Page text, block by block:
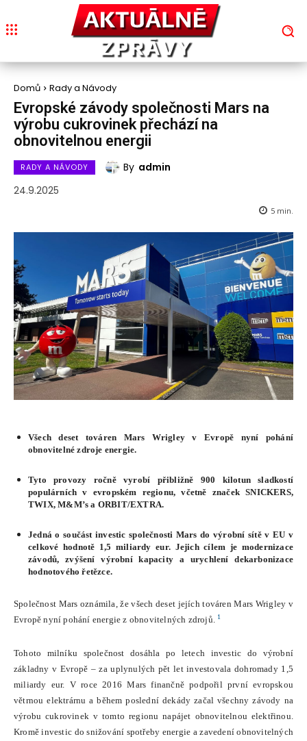
Domů Rady a Návody
Evropské závody společnosti Mars na
výrobu cukrovinek přechází na
obnovitelnou energii
RADY A NÁVODY By admin
24.9.2025
5 min.
Všech deset továren Mars Wrigley v Evropě nyní pohání
obnovitelné zdroje energie.
Tyto provozy ročně vyrobí přibližně 900 kilotun sladkostí
populárních v evropském regionu, včetně značek SNICKERS,
TWIX, M&M’s a ORBIT/EXTRA.
Jedná o součást investic společnosti Mars do výrobní sítě v EU v
celkové hodnotě 1,5 miliardy eur. Jejich cílem je modernizace
závodů, zvýšení výrobní kapacity a urychlení dekarbonizace
hodnotového řetězce.
Společnost Mars oznámila, že všech deset jejích továren Mars Wrigley v
Evropě nyní pohání energie z obnovitelných zdrojů.
1
Tohoto milníku společnost dosáhla po letech investic do výrobní
základny v Evropě – za uplynulých pět let investovala dohromady 1,5
miliardy eur. V roce 2016 Mars finančně podpořil první evropskou
větrnou elektrárnu a během poslední dekády začal všechny závody na
výrobu cukrovinek v tomto regionu napájet obnovitelnou elektřinou.
Kromě investic do snižování spotřeby energie a zavedení obnovitelných